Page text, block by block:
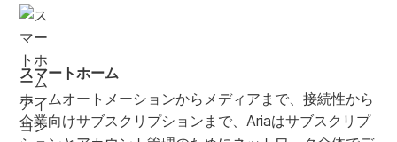
スマートホーム
ホームオートメーションからメディアまで、接続性から
企業向けサブスクリプションまで、Ariaはサブスクリプ